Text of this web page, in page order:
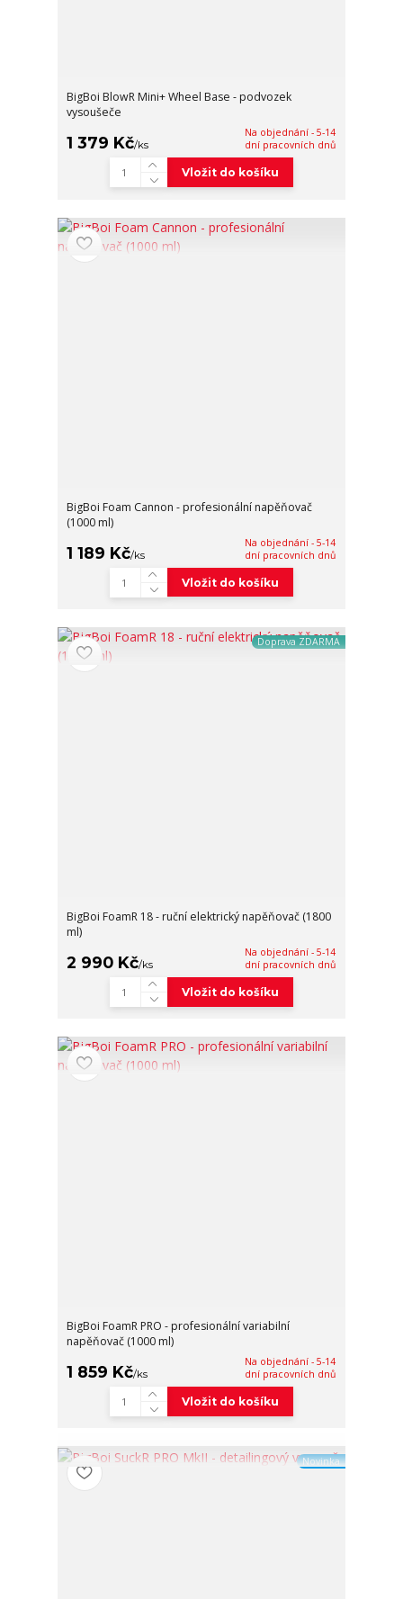
BigBoi BlowR Mini+ Wheel Base - podvozek
vysoušeče
1 379 Kč/ks
Na objednání - 5-14
dní pracovních dnů
Vložit do košíku
BigBoi Foam Cannon - profesionální napěňovač
(1000 ml)
1 189 Kč/ks
Na objednání - 5-14
dní pracovních dnů
Vložit do košíku
Doprava ZDARMA
BigBoi FoamR 18 - ruční elektrický napěňovač (1800
ml)
2 990 Kč/ks
Na objednání - 5-14
dní pracovních dnů
Vložit do košíku
BigBoi FoamR PRO - profesionální variabilní
napěňovač (1000 ml)
1 859 Kč/ks
Na objednání - 5-14
dní pracovních dnů
Vložit do košíku
Novinka